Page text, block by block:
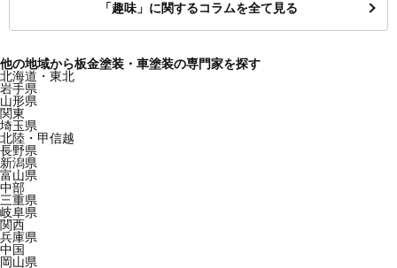
「趣味」に関するコラムを全て見る
他の地域から板金塗装・車塗装の専門家を探す
北海道・東北
岩手県
山形県
関東
埼玉県
北陸・甲信越
長野県
新潟県
富山県
中部
三重県
岐阜県
関西
兵庫県
中国
岡山県